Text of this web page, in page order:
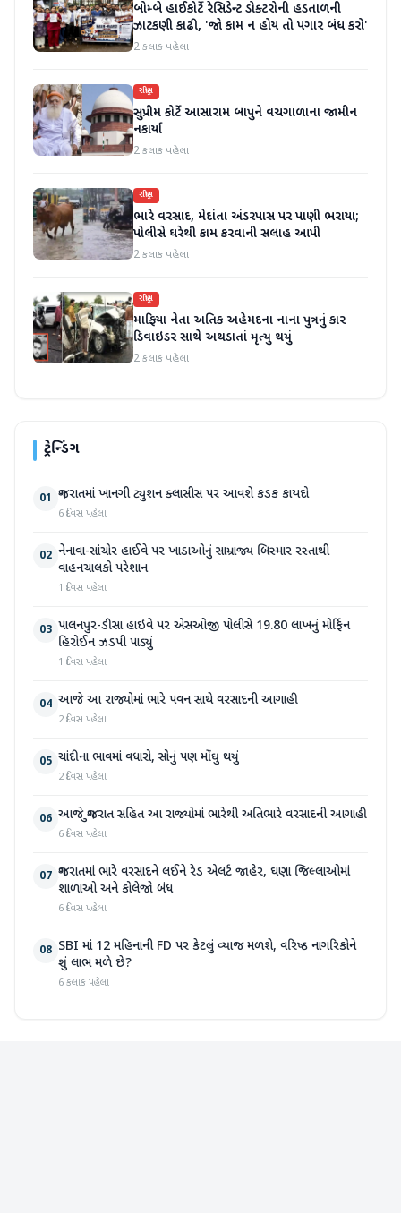
બોમ્બે હાઈકોર્ટે રેસિડેન્ટ ડોક્ટરોની હડતાળની
ઝાટકણી કાઢી, 'જો કામ ન હોય તો પગાર બંધ કરો'
2 કલાક પહેલા
રાષ્ટ્રીય
સુપ્રીમ કોર્ટે આસારામ બાપુને વચગાળાના જામીન
નકાર્યા
2 કલાક પહેલા
રાષ્ટ્રીય
ભારે વરસાદ, મેદાંતા અંડરપાસ પર પાણી ભરાયા;
પોલીસે ઘરેથી કામ કરવાની સલાહ આપી
2 કલાક પહેલા
રાષ્ટ્રીય
માફિયા નેતા અતિક અહેમદના નાના પુત્રનું કાર
ડિવાઇડર સાથે અથડાતાં મૃત્યુ થયું
2 કલાક પહેલા
ટ્રેન્ડિંગ
01 ગુજરાતમાં ખાનગી ટ્યુશન ક્લાસીસ પર આવશે કડક કાયદો
6 દિવસ પહેલા
02 નેનાવા-સાંચોર હાઈવે પર ખાડાઓનું સામ્રાજ્ય બિસ્માર રસ્તાથી
વાહનચાલકો પરેશાન
1 દિવસ પહેલા
03 પાલનપુર-ડીસા હાઇવે પર એસઓજી પોલીસે 19.80 લાખનું મોર્ફિન
હિરોઈન ઝડપી પાડ્યું
1 દિવસ પહેલા
04 આજે આ રાજ્યોમાં ભારે પવન સાથે વરસાદની આગાહી
2 દિવસ પહેલા
05 ચાંદીના ભાવમાં વધારો, સોનું પણ મોંઘુ થયું
2 દિવસ પહેલા
06 આજે ગુજરાત સહિત આ રાજ્યોમાં ભારેથી અતિભારે વરસાદની આગાહી
6 દિવસ પહેલા
07 ગુજરાતમાં ભારે વરસાદને લઈને રેડ એલર્ટ જાહેર, ઘણા જિલ્લાઓમાં
શાળાઓ અને કોલેજો બંધ
6 દિવસ પહેલા
08 SBI માં 12 મહિનાની FD પર કેટલું વ્યાજ મળશે, વરિષ્ઠ નાગરિકોને
શું લાભ મળે છે?
6 કલાક પહેલા